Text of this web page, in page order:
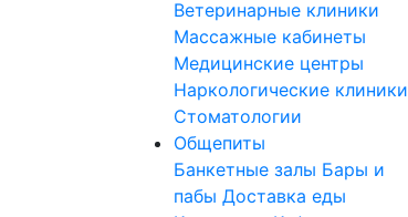
Ветеринарные клиники
Массажные кабинеты
Медицинские центры
Наркологические клиники
Стоматологии
Общепиты
Банкетные залы Бары и
пабы Доставка еды